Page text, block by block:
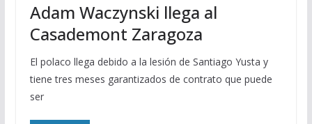
Adam Waczynski llega al
Casademont Zaragoza
El polaco llega debido a la lesión de Santiago Yusta y
tiene tres meses garantizados de contrato que puede
ser